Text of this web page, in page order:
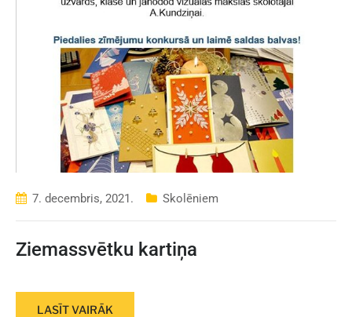
7. decembris, 2021. Skolēniem
Ziemassvētku kartiņa
LASĪT VAIRĀK